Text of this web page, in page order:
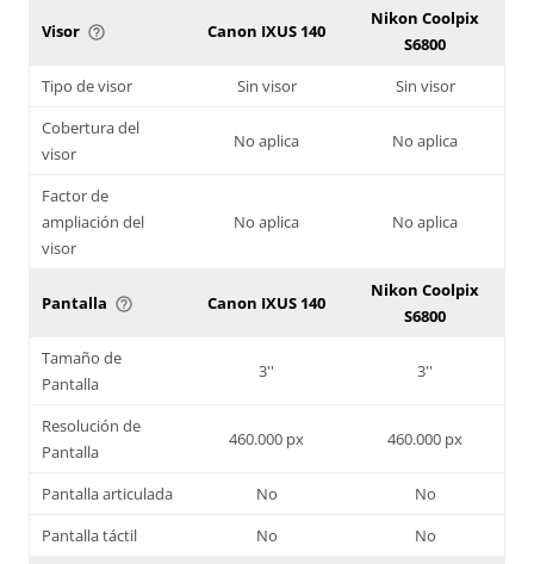
Visor help_outline Canon IXUS 140
Nikon Coolpix
S6800
Tipo de visor
Sin visor
Sin visor
Cobertura del
visor
No aplica No aplica
Factor de
ampliación del
visor
No aplica No aplica
Pantalla help_outline Canon IXUS 140
Nikon Coolpix
S6800
Tamaño de
Pantalla
3'' 3''
Resolución de
Pantalla
460.000 px 460.000 px
Pantalla articulada No
No
Pantalla táctil
No No